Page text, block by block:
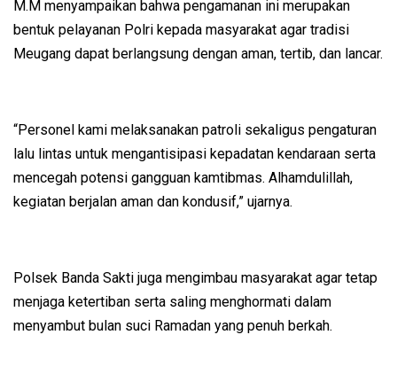
M.M menyampaikan bahwa pengamanan ini merupakan
bentuk pelayanan Polri kepada masyarakat agar tradisi
Meugang dapat berlangsung dengan aman, tertib, dan lancar.
“Personel kami melaksanakan patroli sekaligus pengaturan
lalu lintas untuk mengantisipasi kepadatan kendaraan serta
mencegah potensi gangguan kamtibmas. Alhamdulillah,
kegiatan berjalan aman dan kondusif,” ujarnya.
Polsek Banda Sakti juga mengimbau masyarakat agar tetap
menjaga ketertiban serta saling menghormati dalam
menyambut bulan suci Ramadan yang penuh berkah.